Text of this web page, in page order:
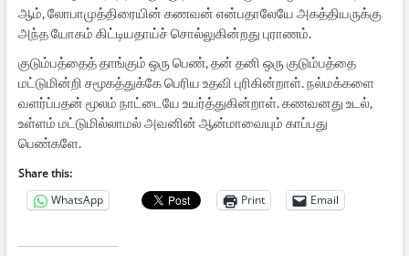
ஆம், லோபாமுத்திரையின் கணவன் என்பதாலேயே அகத்தியருக்கு
அந்த யோகம் கிட்டியதாய்ச் சொல்லுகின்றது புராணம்.
குடும்பத்தைத் தாங்கும் ஒரு பெண், தன் தனி ஒரு குடும்பத்தை
மட்டுமின்றி சமூகத்துக்கே பெரிய உதவி புரிகின்றாள். நல்மக்களை
வளர்ப்பதன் மூலம் நாட்டையே உயர்த்துகின்றாள். கணவனது உடல்,
உள்ளம் மட்டுமில்லாமல் அவனின் ஆன்மாவையும் காப்பது
பெண்களே.
Share this:
WhatsApp
Print Email